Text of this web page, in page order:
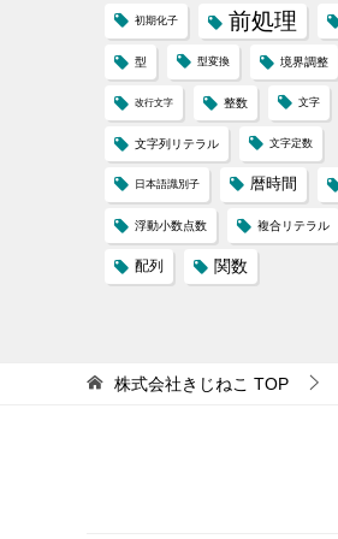
初期化子 前処理
型 型変換 境界調整
改行文字 整数 文字
文字列リテラル 文字定数
日本語識別子 暦時間
浮動小数点数 複合リテラル
配列 関数
株式会社きじねこ TOP